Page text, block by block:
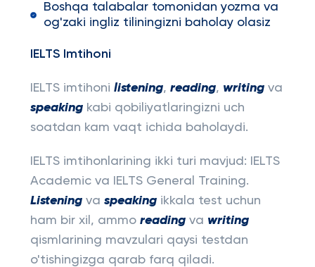
Boshqa talabalar tomonidan yozma va
og'zaki ingliz tiliningizni baholay olasiz
IELTS Imtihoni
IELTS imtihoni listening, reading, writingva
speakingkabi qobiliyatlaringizni uch
soatdan kam vaqt ichida baholaydi.
IELTS imtihonlarining ikki turi mavjud: IELTS
Academic va IELTS General Training.
Listeningva speaking ikkala test uchun
ham bir xil, ammo readingva writing
qismlarining mavzulari qaysi testdan
o'tishingizga qarab farq qiladi.